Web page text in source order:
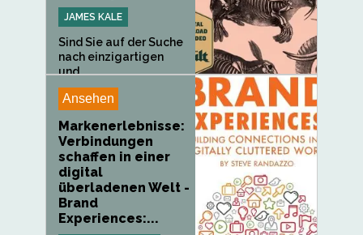
JAMES KALE
Sind Sie auf der Suche
nach einzigartigen
und...
Ansehen
Markenerlebnisse:
Verbindungen
schaffen in einer
digital
überladenen Welt -
Brand
Experiences:...